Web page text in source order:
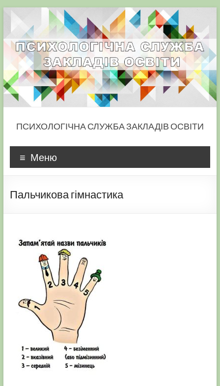
content
ПСИХОЛОГІЧНА СЛУЖБА ЗАКЛАДІВ ОСВІТИ
Меню
Пальчикова гімнастика